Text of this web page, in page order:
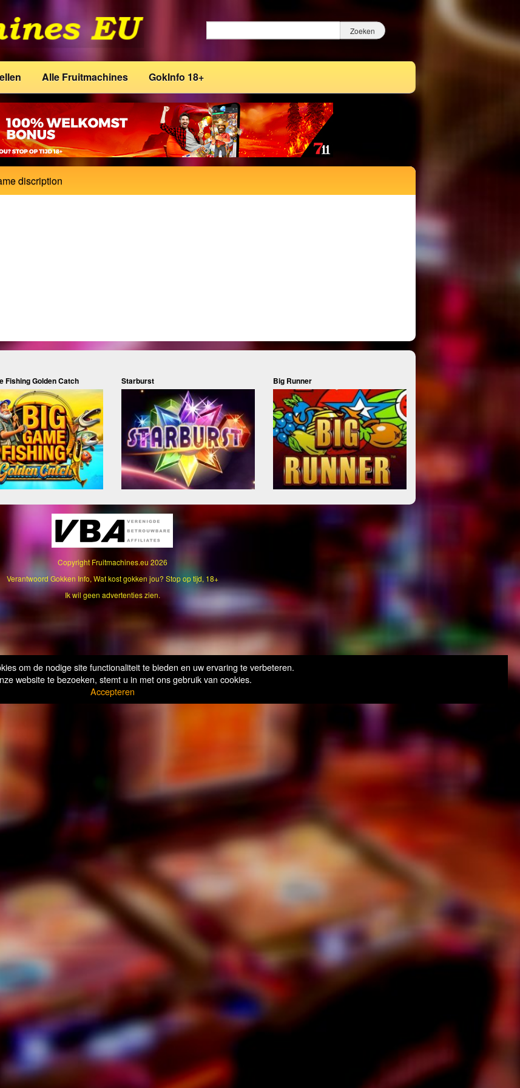
om de nodige site functionaliteit te bieden en uw ervaring te verbeteren.
website te bezoeken, stemt u in met ons gebruik van cookies.
Accepteren
Alle Fruitmachines GokInfo 18+
discription
Fishing Golden Catch Starburst Big Runner
Copyright Fruitmachines.eu 2026
Verantwoord Gokken Info, Wat kost gokken jou? Stop op tijd, 18+
Ik wil geen advertenties zien.